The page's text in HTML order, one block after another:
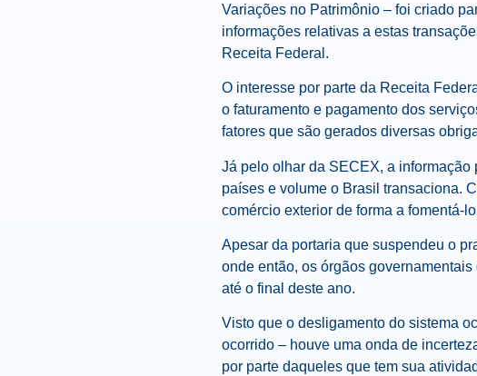
Variações no Patrimônio – foi criado
informações relativas a estas
Receita Federal.
O interesse por parte da Receita
o faturamento e pagamento dos
fatores que são gerados diversas
Já pelo olhar da SECEX, a
países e volume o Brasil transaciona.
comércio exterior de forma a fomentá-
Apesar da portaria que suspendeu o
onde então, os órgãos
até o final deste ano.
Visto que o desligamento do sistema
ocorrido – houve uma onda de
por parte daqueles que tem sua